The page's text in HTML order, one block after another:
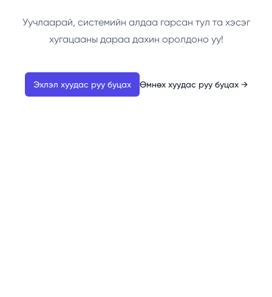
Уучлаарай, системийн алдаа гарсан тул та хэсэг
хугацааны дараа дахин оролдоно уу!
Эхлэл хуудас руу буцах Өмнөх хуудас руу буцах →